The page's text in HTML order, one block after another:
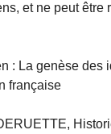
et ne peut
: La genèse des
française